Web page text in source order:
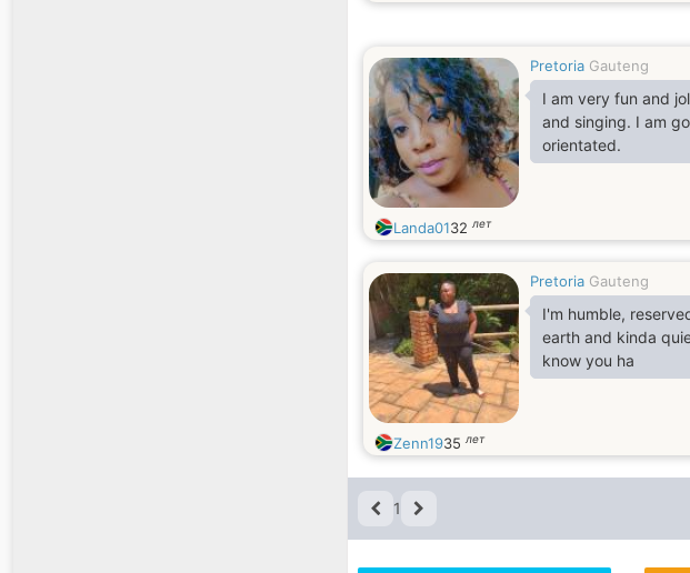
Pretoria Gauteng
I am very fun and jolly person. I enjoy reading
and singing. I am
orientated.
Landa0132 лет
Pretoria Gauteng
I'm humble,
earth and kinda
know you ha
Zenn1935 лет
1